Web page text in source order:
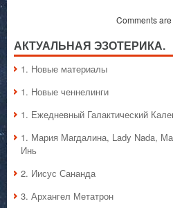
Comments
АКТУАЛЬНАЯ ЭЗОТЕРИКА.
1. Hовые материалы
1. Hовые ченнелинги
1. Ежедневный Галактический
1. Мария Магдалина, Lady Nada,
Инь
2. Иисус Сананда
3. Архангел Метатрон